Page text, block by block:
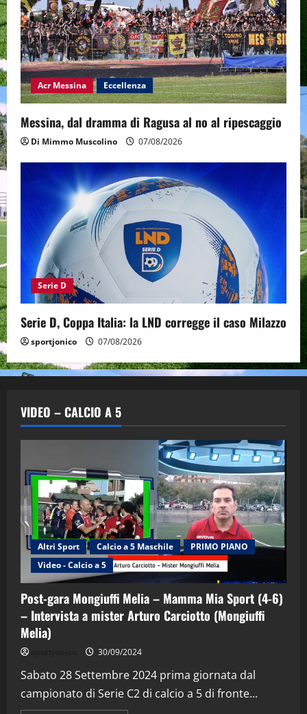
Acr Messina Eccellenza
Messina, dal dramma di Ragusa al no al ripescaggio
Di Mimmo Muscolino 07/08/2026
Serie D
Serie D, Coppa Italia: la LND corregge il caso Milazzo
sportjonico 07/08/2026
VIDEO – CALCIO A 5
Altri Sport Calcio a 5 Maschile
PRIMO PIANO
Video - Calcio a 5
Post-gara Mongiuffi Melia – Mamma Mia Sport (4-6)
– Intervista a mister Arturo Carciotto (Mongiuffi
Melia)
30/09/2024
Sabato 28 Settembre 2024 prima giornata dal
campionato di Serie C2 di calcio a 5 di fronte...
2
“SportEmpire” in Podcast: 29^ Puntata
(Martedi 28 Aprile 2026)
28/04/2026